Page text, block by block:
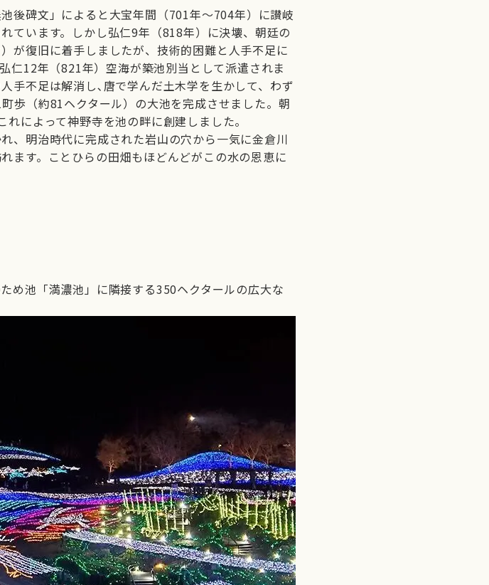
後碑文」によると大宝年間（701年～704年）に讃岐
ています。しかし弘仁9年（818年）に決壊、朝廷の
が復旧に着手しましたが、技術的困難と人手不足に
仁12年（821年）空海が築池別当として派遣されま
手不足は解消し､唐で学んだ土木学を生かして、わず
歩（約81ヘクタール）の大池を完成させました。朝
によって神野寺を池の畔に創建しました。
、明治時代に完成された岩山の穴から一気に金倉川
ます。ことひらの田畑もほどんどがこの水の恩恵に
め池「満濃池」に隣接する350ヘクタールの広大な